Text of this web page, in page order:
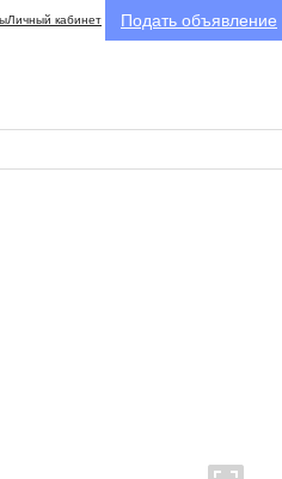
Личный кабинет Подать объявление